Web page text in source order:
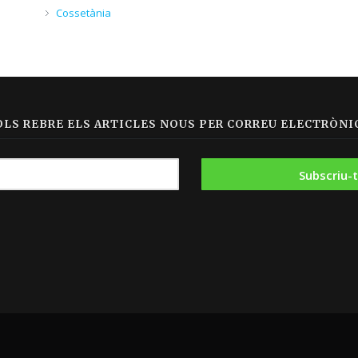
Cossetània
REBRE ELS ARTICLES NOUS PER CORREU